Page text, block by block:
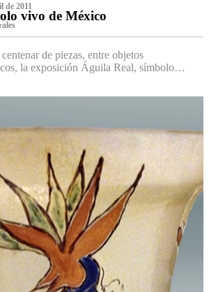
de 2011
vivo de México
de piezas, entre objetos
la exposición Águila Real, símbolo…